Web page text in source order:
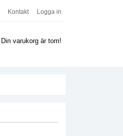
Kontakt Logga in
Din varukorg är tom!